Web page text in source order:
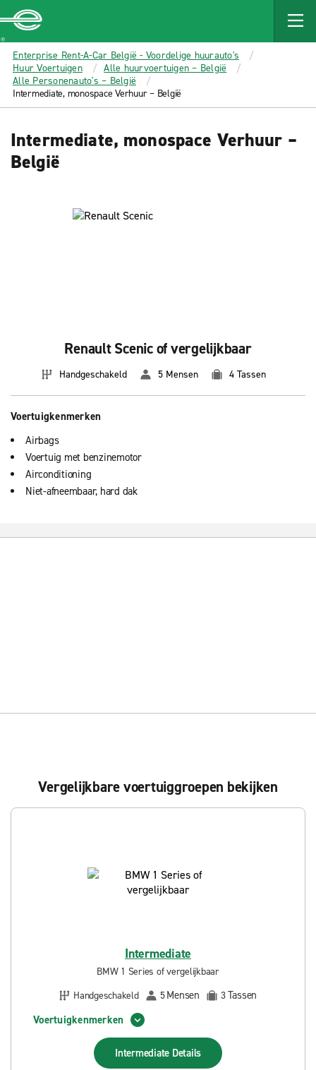
MAIN
CONTENT
Enterprise
Enterprise Rent-A-Car België - Voordelige huurauto's
Huur Voertuigen
Alle huurvoertuigen – België
Alle Personenauto's – België
Intermediate, monospace Verhuur – België
Intermediate, monospace Verhuur –
België
Renault Scenic of vergelijkbaar
Handgeschakeld 5 Mensen 4 Tassen
Voertuigkenmerken
Airbags
Voertuig met benzinemotor
Airconditioning
Niet-afneembaar, hard dak
Vergelijkbare voertuiggroepen bekijken
Intermediate
BMW 1 Series of vergelijkbaar
Handgeschakeld
5Mensen 3Tassen
Voertuigkenmerken
Intermediate Details